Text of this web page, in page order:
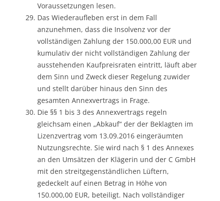
Voraussetzungen lesen.
Das Wiederaufleben erst in dem Fall
anzunehmen, dass die Insolvenz vor der
vollständigen Zahlung der 150.000,00 EUR und
kumulativ der nicht vollständigen Zahlung der
ausstehenden Kaufpreisraten eintritt, läuft aber
dem Sinn und Zweck dieser Regelung zuwider
und stellt darüber hinaus den Sinn des
gesamten Annexvertrags in Frage.
Die §§ 1 bis 3 des Annexvertrags regeln
gleichsam einen „Abkauf“ der der Beklagten im
Lizenzvertrag vom 13.09.2016 eingeräumten
Nutzungsrechte. Sie wird nach § 1 des Annexes
an den Umsätzen der Klägerin und der C GmbH
mit den streitgegenständlichen Lüftern,
gedeckelt auf einen Betrag in Höhe von
150.000,00 EUR, beteiligt. Nach vollständiger